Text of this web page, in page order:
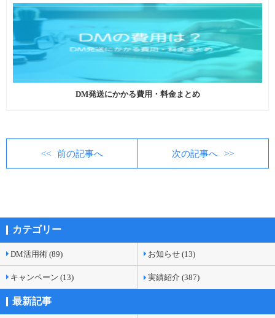
DM発送にかかる費用・料金まとめ
前の記事へ 次の記事へ
カテゴリー
DM活用術 (89) お知らせ (13)
キャンペーン (13) 実績紹介 (387)
最新記事